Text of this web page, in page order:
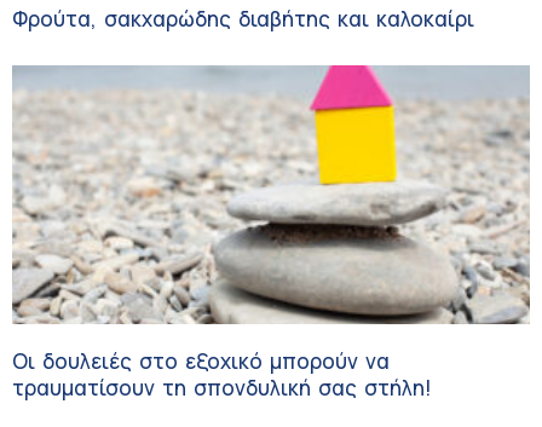
Φρούτα, σακχαρώδης διαβήτης και καλοκαίρι
Οι δουλειές στο εξοχικό μπορούν να
τραυματίσουν τη σπονδυλική σας στήλη!